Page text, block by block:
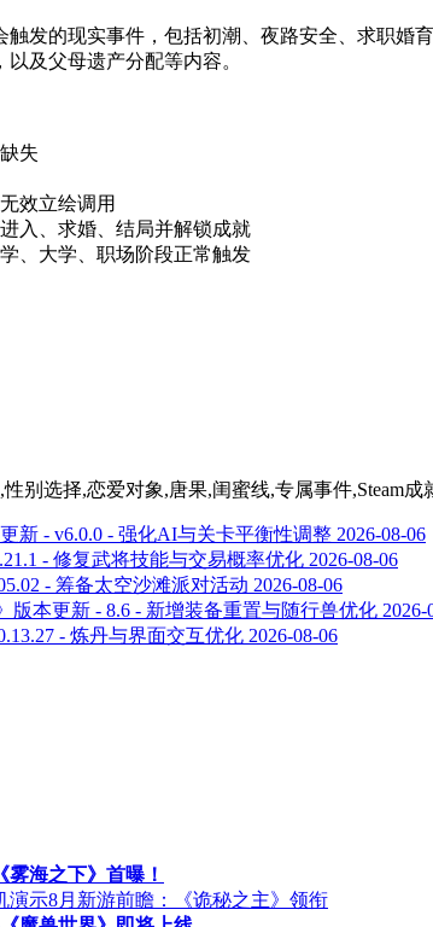
触发的现实事件，包括初潮、夜路安全、求职婚
及父母遗产分配等内容。
失
效立绘调用
入、求婚、结局并解锁成就
、大学、职场阶段正常触发
别选择,恋爱对象,唐果,闺蜜线,专属事件,Steam成
新 - v6.0.0 - 强化AI与关卡平衡性调整 2026-08-06
- 修复武将技能与交易概率优化 2026-08-06
- 筹备太空沙滩派对活动 2026-08-06
版本更新 - 8.6 - 新增装备重置与随行兽优化 2026-
- 炼丹与界面交互优化 2026-08-06
雾海之下》首曝！
演示8月新游前瞻：《诡秘之主》领衔